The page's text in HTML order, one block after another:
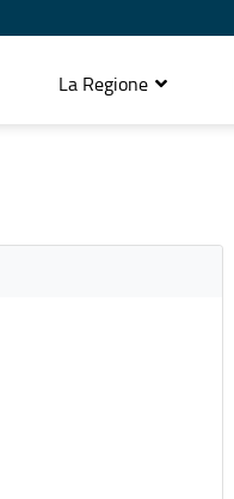
La Regione